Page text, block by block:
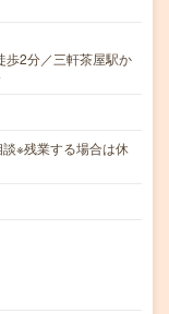
歩2分／三軒茶屋駅か
※残業する場合は休